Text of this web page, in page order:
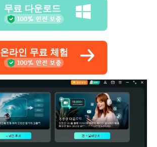
무료 다운로드
온라인 무료 체험